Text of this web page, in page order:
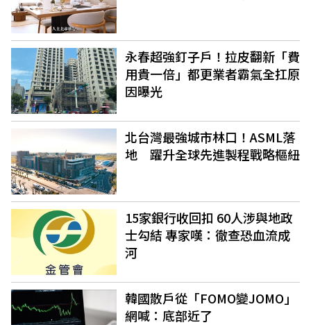
永春超強釘子戶！拉皮翻新「費
用貴一倍」都更業者霸氣全扛原
因曝光
北台灣最強城市林口！ASML落
地 躍升全球先進製程戰略樞紐
15家銀行收回扣 60人涉與地政
士勾結 專家嘆：徹查恐血流成
河
韓國散戶從「FOMO變JOMO」
網喊：底部近了